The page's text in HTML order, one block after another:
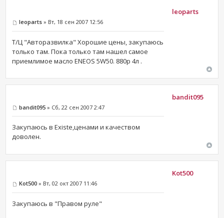
leoparts » Вт, 18 сен 2007 12:56
Т/Ц "Авторазвилка" Хорошие цены, закупаюсь
только там. Пока только там нашел самое
приемлимое масло ENEOS 5W50. 880р 4л .
leoparts
bandit095 » Сб, 22 сен 2007 2:47
Закупаюсь в Existe,ценами и качеством
доволен.
bandit095
Kot500 » Вт, 02 окт 2007 11:46
Закупаюсь в "Правом руле"
Kot500